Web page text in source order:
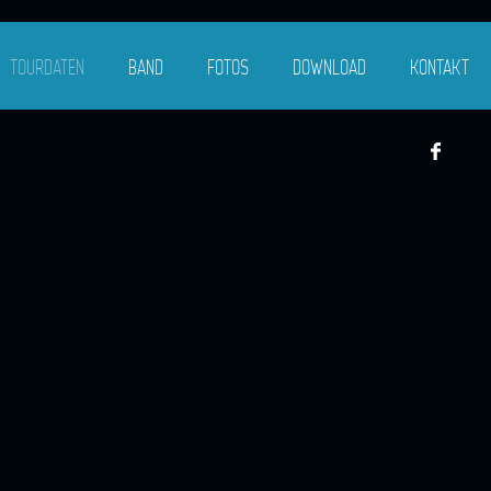
TOURDATEN BAND FOTOS DOWNLOAD KONTAKT